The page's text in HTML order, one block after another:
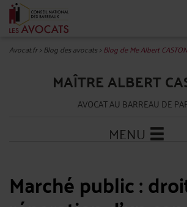
Avocat.fr>Blog des avocats>Blog de Me Albert
MAÎTRE ALBERT
AVOCAT AU BARREAU DE
MENU
Marché public :